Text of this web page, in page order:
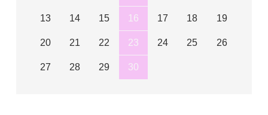
13 14 15 16 17 18 19
20 21 22 23 24 25 26
27 28 29 30